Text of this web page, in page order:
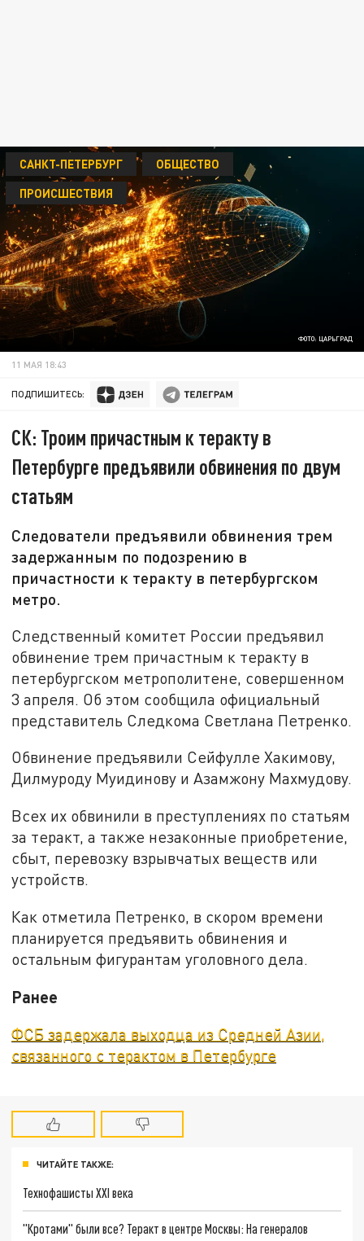
ФОТО: ЦАРЬГРАД
САНКТ-ПЕТЕРБУРГ
ОБЩЕСТВО
ПРОИСШЕСТВИЯ
11 МАЯ 18:43
ПОДПИШИТЕСЬ:
СК: Троим причастным к теракту в
Петербурге предъявили обвинения по двум
статьям
Следователи предъявили обвинения трем
задержанным по подозрению в
причастности к теракту в петербургском
метро.
Следственный комитет России предъявил
обвинение трем причастным к теракту в
петербургском метрополитене, совершенном
3 апреля. Об этом сообщила официальный
представитель Следкома Светлана Петренко.
Обвинение предъявили Сейфулле Хакимову,
Дилмуроду Муидинову и Азамжону Махмудову.
Всех их обвинили в преступлениях по статьям
за теракт, а также незаконные приобретение,
сбыт, перевозку взрывчатых веществ или
устройств.
Как отметила Петренко, в скором времени
планируется предъявить обвинения и
остальным фигурантам уголовного дела.
Ранее
ФСБ задержала выходца из Средней Азии,
связанного с терактом в Петербурге
ЧИТАЙТЕ ТАКЖЕ:
Технофашисты XXI века
"Кротами" были все? Теракт в центре Москвы: На генералов